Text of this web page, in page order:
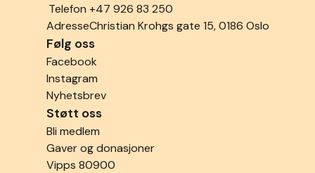
Telefon
Adresse
+47 926 83 250
Christian Krohgs gate 15, 0186 Oslo
Følg oss
Facebook
Instagram
Nyhetsbrev
Støtt oss
Bli medlem
Gaver og donasjoner
Vipps 80900